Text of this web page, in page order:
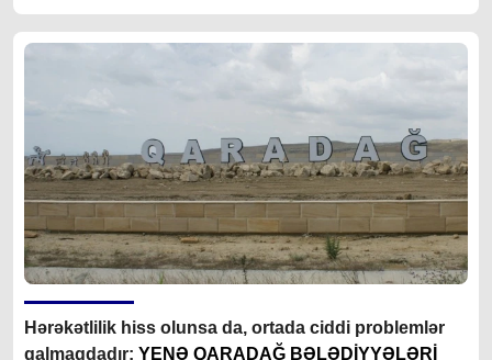
Hərəkətlilik hiss olunsa da, ortada ciddi problemlər
qalmaqdadır: YENƏ QARADAĞ BƏLƏDİYYƏLƏRİ